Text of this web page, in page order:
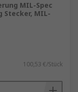
MIL-Spec
Stecker, MIL-
100,53 €/Stück